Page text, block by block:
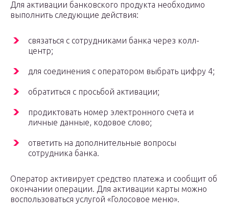
Для активации банковского продукта необходимо
выполнить следующие действия:
связаться с сотрудниками банка через колл-
центр;
для соединения с оператором выбрать цифру 4;
обратиться с просьбой активации;
продиктовать номер электронного счета и
личные данные, кодовое слово;
ответить на дополнительные вопросы
сотрудника банка.
Оператор активирует средство платежа и сообщит об
окончании операции. Для активации карты можно
воспользоваться услугой «Голосовое меню».